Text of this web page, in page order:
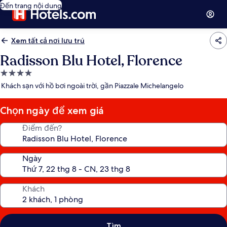
Đến trang nội dung
Xem tất cả nơi lưu trú
Radisson Blu Hotel, Florence
Nơi
lưu
4.0
sao
Khách sạn với hồ bơi ngoài trời, gần Piazzale Michelangelo
Chọn ngày để xem giá
Điểm đến?
Ngày
Khách